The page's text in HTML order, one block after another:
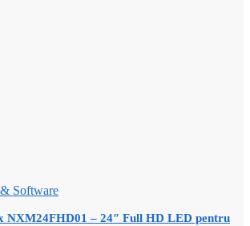
Software
NXM24FHD01 – 24″ Full HD LED pentru